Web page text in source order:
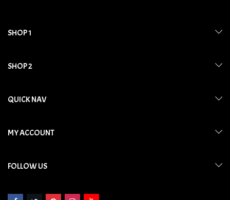
SHOP 1
SHOP 2
QUICK NAV
MY ACCOUNT
FOLLOW US